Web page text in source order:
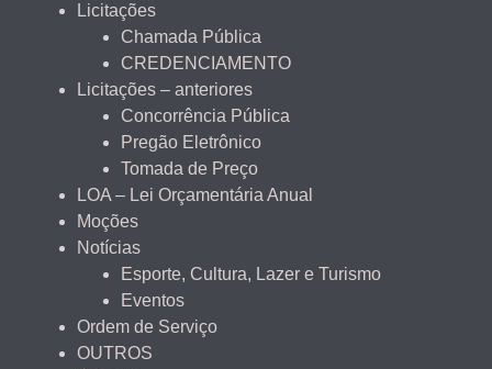
Licitações
Chamada Pública
CREDENCIAMENTO
Licitações – anteriores
Concorrência Pública
Pregão Eletrônico
Tomada de Preço
LOA – Lei Orçamentária Anual
Moções
Notícias
Esporte, Cultura, Lazer e Turismo
Eventos
Ordem de Serviço
OUTROS